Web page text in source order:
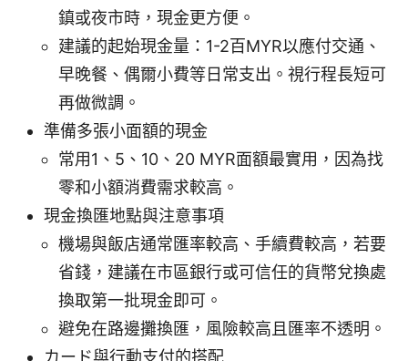
鎮或夜市時，現金更方便。
建議的起始現金量：1-2百MYR以應付交通、
早晚餐、偶爾小費等日常支出。視行程長短可
再做微調。
準備多張小面額的現金
常用1、5、10、20 MYR面額最實用，因為找
零和小額消費需求較高。
現金換匯地點與注意事項
機場與飯店通常匯率較高、手續費較高，若要
省錢，建議在市區銀行或可信任的貨幣兌換處
換取第一批現金即可。
避免在路邊攤換匯，風險較高且匯率不透明。
カード與行動支付的搭配